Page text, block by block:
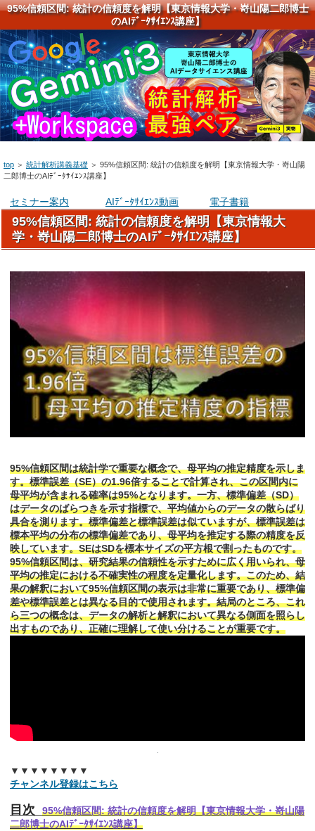
95%信頼区間: 統計の信頼度を解明【東京情報大学・嵜山陽二郎博士
のAIﾃﾞｰﾀｻｲｴﾝｽ講座】
top ＞ 統計解析講義基礎 ＞ 95%信頼区間: 統計の信頼度を解明【東京情報大学・嵜山陽
二郎博士のAIﾃﾞｰﾀｻｲｴﾝｽ講座】
セミナー案内 AIﾃﾞｰﾀｻｲｴﾝｽ動画 電子書籍
95%信頼区間: 統計の信頼度を解明【東京情報大
学・嵜山陽二郎博士のAIﾃﾞｰﾀｻｲｴﾝｽ講座】
95%信頼区間は統計学で重要な概念で、母平均の推定精度を示しま
す。標準誤差（SE）の1.96倍することで計算され、この区間内に
母平均が含まれる確率は95%となります。一方、標準偏差（SD）
はデータのばらつきを示す指標で、平均値からのデータの散らばり
具合を測ります。標準偏差と標準誤差は似ていますが、標準誤差は
標本平均の分布の標準偏差であり、母平均を推定する際の精度を反
映しています。SEはSDを標本サイズの平方根で割ったものです。
95%信頼区間は、研究結果の信頼性を示すために広く用いられ、母
平均の推定における不確実性の程度を定量化します。このため、結
果の解釈において95%信頼区間の表示は非常に重要であり、標準偏
差や標準誤差とは異なる目的で使用されます。結局のところ、これ
ら三つの概念は、データの解析と解釈において異なる側面を照らし
出すものであり、正確に理解して使い分けることが重要です。
▼▼▼▼▼▼▼▼
チャンネル登録はこちら
目次
95%信頼区間: 統計の信頼度を解明【東京情報大学・嵜山陽
二郎博士のAIﾃﾞｰﾀｻｲｴﾝｽ講座】